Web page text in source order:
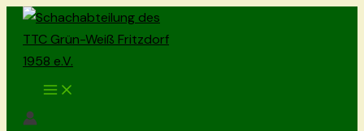
Zum
Inhalt
springen
Main
Menu